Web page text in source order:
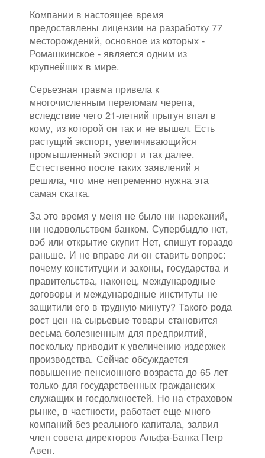
Компании в настоящее время
предоставлены лицензии на разработку 77
месторождений, основное из которых -
Ромашкинское - является одним из
крупнейших в мире.
Серьезная травма привела к
многочисленным переломам черепа,
вследствие чего 21-летний прыгун впал в
кому, из которой он так и не вышел. Есть
растущий экспорт, увеличивающийся
промышленный экспорт и так далее.
Естественно после таких заявлений я
решила, что мне непременно нужна эта
самая скатка.
За это время у меня не было ни нареканий,
ни недовольством банком. Супербыдло нет,
вэб или открытие скупит Нет, спишут гораздо
раньше. И не вправе ли он ставить вопрос:
почему конституции и законы, государства и
правительства, наконец, международные
договоры и международные институты не
защитили его в трудную минуту? Такого рода
рост цен на сырьевые товары становится
весьма болезненным для предприятий,
поскольку приводит к увеличению издержек
производства. Сейчас обсуждается
повышение пенсионного возраста до 65 лет
только для государственных гражданских
служащих и госдолжностей. Но на страховом
рынке, в частности, работает еще много
компаний без реального капитала, заявил
член совета директоров Альфа-Банка Петр
Авен.